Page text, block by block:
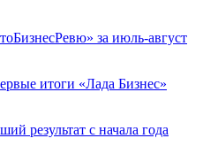
за июль-август
итоги «Лада Бизнес»
результат с начала года